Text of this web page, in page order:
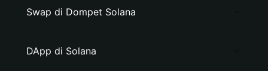
Swap di Dompet Solana
DApp di Solana